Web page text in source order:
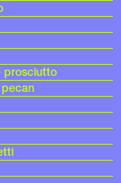
prosciutto